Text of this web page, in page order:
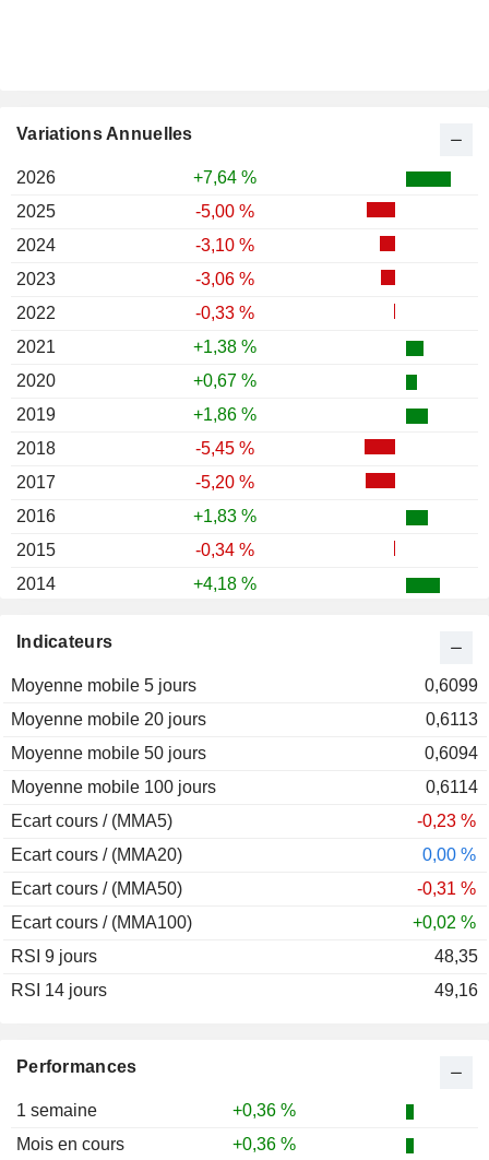
Performances
1 semaine
+0,36 %
Mois en cours
+0,36 %
Indicateurs
Moyenne mobile 5 jours
0,6099
Moyenne mobile 20 jours
0,6113
Moyenne mobile 50 jours
0,6094
Moyenne mobile 100 jours
0,6114
Ecart cours / (MMA5)
-0,23 %
Ecart cours / (MMA20)
0,00 %
Ecart cours / (MMA50)
-0,31 %
Ecart cours / (MMA100)
+0,02 %
RSI 9 jours
48,35
RSI 14 jours
49,16
Variations Annuelles
2026
+7,64 %
2025
-5,00 %
2024
-3,10 %
2023
-3,06 %
2022
-0,33 %
2021
+1,38 %
2020
+0,67 %
2019
+1,86 %
2018
-5,45 %
2017
-5,20 %
2016
+1,83 %
2015
-0,34 %
2014
+4,18 %
2012
2011
+3,13 %
2010
+22,03 %
2009
+24,60 %
2008
-16,21 %
2007
2006
2005
2004
2003
2002
2000